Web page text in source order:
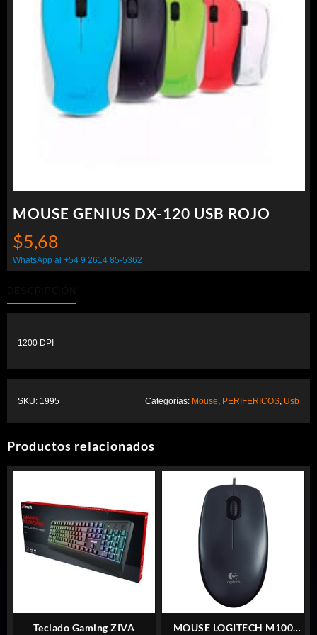
MOUSE GENIUS DX-120 USB ROJO
$5,68
WhatsApp al +54 9 2614 85-5362
1200 DPI
SKU: 1995 Categorías: Mouse PERIFERICOS Usb
Productos relacionados
Teclado Gaming ZIVA
MOUSE LOGITECH M100